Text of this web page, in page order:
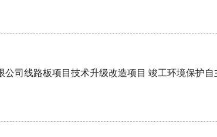
公司线路板项目技术升级改造项目 竣工环境保护